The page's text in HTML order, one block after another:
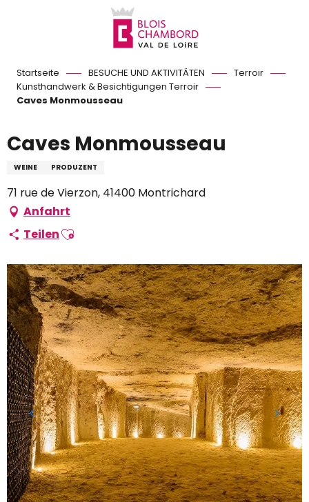
Startseite BESUCHE UND AKTIVITÄTEN
Terroir
Kunsthandwerk & Besichtigungen Terroir
Caves Monmousseau
Caves Monmousseau
WEINE PRODUZENT
71 rue de Vierzon, 41400 Montrichard
Anfahrt
TeilenAjouter aux favoris